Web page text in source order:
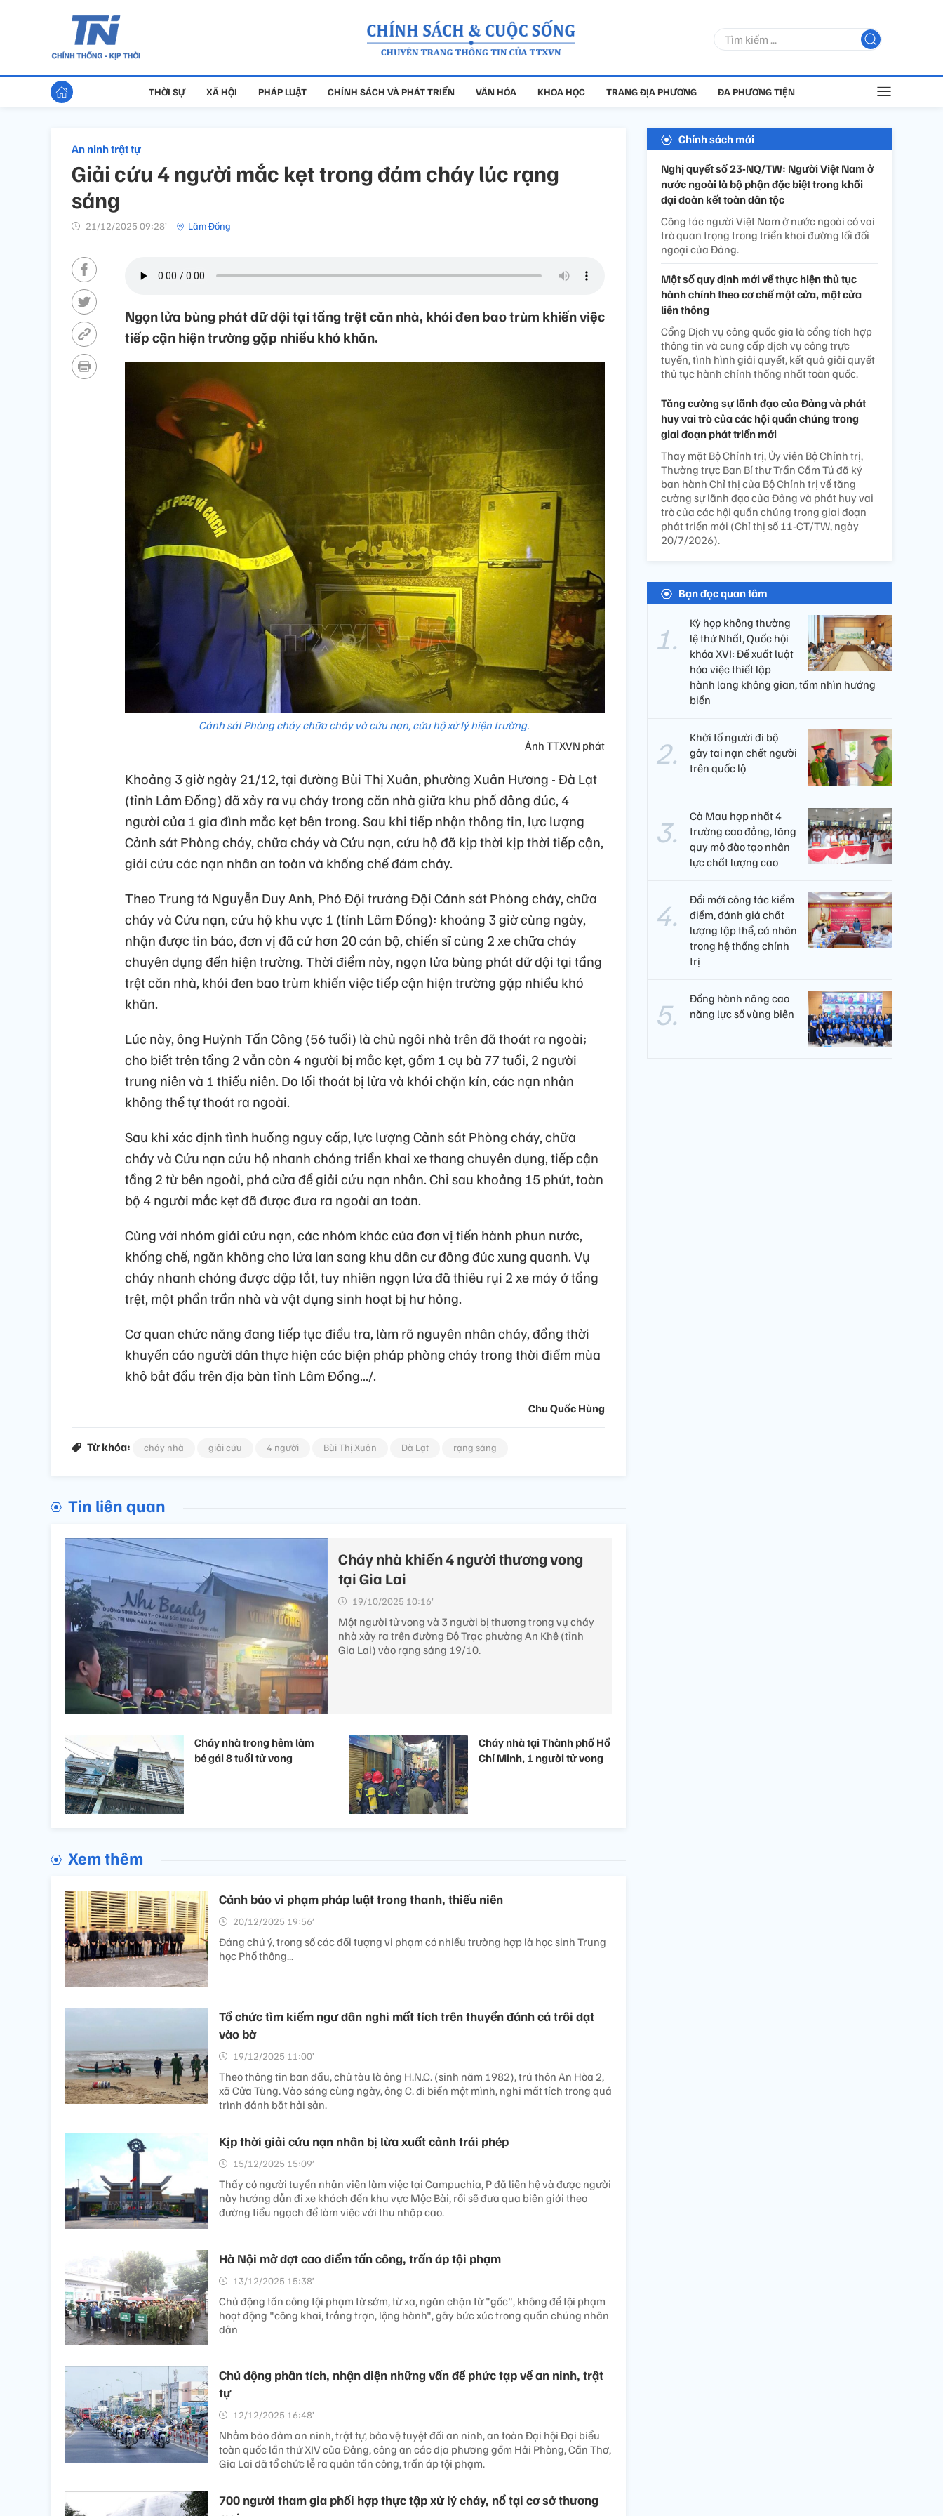
THỜI SỰ XÃ HỘI PHÁP LUẬT CHÍNH SÁCH VÀ PHÁT TRIỂN VĂN HÓA KHOA HỌC TRANG ĐỊA PHƯƠNG ĐA PHƯƠNG TIỆN
An ninh trật tự
Giải cứu 4 người mắc kẹt trong đám cháy lúc rạng
sáng
21/12/2025 09:28’ Lâm Đồng
Ngọn lửa bùng phát dữ dội tại tầng trệt căn nhà, khói đen bao trùm khiến việc
tiếp cận hiện trường gặp nhiều khó khăn.
Cảnh sát Phòng cháy chữa cháy và cứu nạn, cứu hộ xử lý hiện trường.
Ảnh TTXVN phát
Khoảng 3 giờ ngày 21/12, tại đường Bùi Thị Xuân, phường Xuân Hương - Đà Lạt
(tỉnh Lâm Đồng) đã xảy ra vụ cháy trong căn nhà giữa khu phố đông đúc, 4
người của 1 gia đình mắc kẹt bên trong. Sau khi tiếp nhận thông tin, lực lượng
Cảnh sát Phòng cháy, chữa cháy và Cứu nạn, cứu hộ đã kịp thời kịp thời tiếp cận,
giải cứu các nạn nhân an toàn và khống chế đám cháy.
Theo Trung tá Nguyễn Duy Anh, Phó Đội trưởng Đội Cảnh sát Phòng cháy, chữa
cháy và Cứu nạn, cứu hộ khu vực 1 (tỉnh Lâm Đồng): khoảng 3 giờ cùng ngày,
nhận được tin báo, đơn vị đã cử hơn 20 cán bộ, chiến sĩ cùng 2 xe chữa cháy
chuyên dụng đến hiện trường. Thời điểm này, ngọn lửa bùng phát dữ dội tại tầng
trệt căn nhà, khói đen bao trùm khiến việc tiếp cận hiện trường gặp nhiều khó
khăn.
Lúc này, ông Huỳnh Tấn Công (56 tuổi) là chủ ngôi nhà trên đã thoát ra ngoài;
cho biết trên tầng 2 vẫn còn 4 người bị mắc kẹt, gồm 1 cụ bà 77 tuổi, 2 người
trung niên và 1 thiếu niên. Do lối thoát bị lửa và khói chặn kín, các nạn nhân
không thể tự thoát ra ngoài.
Sau khi xác định tình huống nguy cấp, lực lượng Cảnh sát Phòng cháy, chữa
cháy và Cứu nạn cứu hộ nhanh chóng triển khai xe thang chuyên dụng, tiếp cận
tầng 2 từ bên ngoài, phá cửa để giải cứu nạn nhân. Chỉ sau khoảng 15 phút, toàn
bộ 4 người mắc kẹt đã được đưa ra ngoài an toàn.
Cùng với nhóm giải cứu nạn, các nhóm khác của đơn vị tiến hành phun nước,
khống chế, ngăn không cho lửa lan sang khu dân cư đông đúc xung quanh. Vụ
cháy nhanh chóng được dập tắt, tuy nhiên ngọn lửa đã thiêu rụi 2 xe máy ở tầng
trệt, một phần trần nhà và vật dụng sinh hoạt bị hư hỏng.
Cơ quan chức năng đang tiếp tục điều tra, làm rõ nguyên nhân cháy, đồng thời
khuyến cáo người dân thực hiện các biện pháp phòng cháy trong thời điểm mùa
khô bắt đầu trên địa bàn tỉnh Lâm Đồng…/.
Chu Quốc Hùng
Từ khóa: cháy nhà giải cứu 4 người Bùi Thị Xuân Đà Lạt rạng sáng
Tin liên quan
Cháy nhà khiến 4 người thương vong
tại Gia Lai
19/10/2025 10:16’
Một người tử vong và 3 người bị thương trong vụ cháy
nhà xảy ra trên đường Đỗ Trạc phường An Khê (tỉnh
Gia Lai) vào rạng sáng 19/10.
Cháy nhà trong hẻm làm
bé gái 8 tuổi tử vong
Cháy nhà tại Thành phố Hồ
Chí Minh, 1 người tử vong
Xem thêm
Cảnh báo vi phạm pháp luật trong thanh, thiếu niên
20/12/2025 19:56’
Đáng chú ý, trong số các đối tượng vi phạm có nhiều trường hợp là học sinh Trung
học Phổ thông...
Tổ chức tìm kiếm ngư dân nghi mất tích trên thuyền đánh cá trôi dạt
vào bờ
19/12/2025 11:00’
Theo thông tin ban đầu, chủ tàu là ông H.N.C. (sinh năm 1982), trú thôn An Hòa 2,
xã Cửa Tùng. Vào sáng cùng ngày, ông C. đi biển một mình, nghi mất tích trong quá
trình đánh bắt hải sản.
Kịp thời giải cứu nạn nhân bị lừa xuất cảnh trái phép
15/12/2025 15:09’
Thấy có người tuyển nhân viên làm việc tại Campuchia, P đã liên hệ và được người
này hướng dẫn đi xe khách đến khu vực Mộc Bài, rồi sẽ đưa qua biên giới theo
đường tiểu ngạch để làm việc với thu nhập cao.
Hà Nội mở đợt cao điểm tấn công, trấn áp tội phạm
13/12/2025 15:38’
Chủ động tấn công tội phạm từ sớm, từ xa, ngăn chặn từ "gốc", không để tội phạm
hoạt động "công khai, trắng trợn, lộng hành", gây bức xúc trong quần chúng nhân
dân
Chủ động phân tích, nhận diện những vấn đề phức tạp về an ninh, trật
tự
12/12/2025 16:48’
Nhằm bảo đảm an ninh, trật tự, bảo vệ tuyệt đối an ninh, an toàn Đại hội Đại biểu
toàn quốc lần thứ XIV của Đảng, công an các địa phương gồm Hải Phòng, Cần Thơ,
Gia Lai đã tổ chức lễ ra quân tấn công, trấn áp tội phạm.
700 người tham gia phối hợp thực tập xử lý cháy, nổ tại cơ sở thương
Chính sách mới
Nghị quyết số 23-NQ/TW: Người Việt Nam ở
nước ngoài là bộ phận đặc biệt trong khối
đại đoàn kết toàn dân tộc
Công tác người Việt Nam ở nước ngoài có vai
trò quan trọng trong triển khai đường lối đối
ngoại của Đảng.
Một số quy định mới về thực hiện thủ tục
hành chính theo cơ chế một cửa, một cửa
liên thông
Cổng Dịch vụ công quốc gia là cổng tích hợp
thông tin và cung cấp dịch vụ công trực
tuyến, tình hình giải quyết, kết quả giải quyết
thủ tục hành chính thống nhất toàn quốc.
Tăng cường sự lãnh đạo của Đảng và phát
huy vai trò của các hội quần chúng trong
giai đoạn phát triển mới
Thay mặt Bộ Chính trị, Ủy viên Bộ Chính trị,
Thường trực Ban Bí thư Trần Cẩm Tú đã ký
ban hành Chỉ thị của Bộ Chính trị về tăng
cường sự lãnh đạo của Đảng và phát huy vai
trò của các hội quần chúng trong giai đoạn
phát triển mới (Chỉ thị số 11-CT/TW, ngày
20/7/2026).
Bạn đọc quan tâm
Kỳ họp không thường
lệ thứ Nhất, Quốc hội
khóa XVI: Đề xuất luật
hóa việc thiết lập
hành lang không gian, tầm nhìn hướng
biển
Khởi tố người đi bộ
gây tai nạn chết người
trên quốc lộ
Cà Mau hợp nhất 4
trường cao đẳng, tăng
quy mô đào tạo nhân
lực chất lượng cao
Đổi mới công tác kiểm
điểm, đánh giá chất
lượng tập thể, cá nhân
trong hệ thống chính
trị
Đồng hành nâng cao
năng lực số vùng biên